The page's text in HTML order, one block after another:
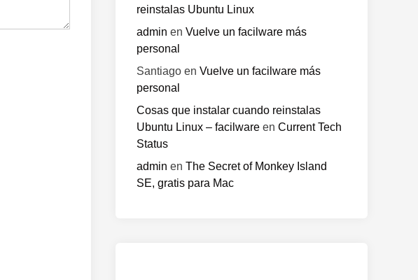
reinstalas Ubuntu Linux
admin en Vuelve un facilware más
personal
Santiago en Vuelve un facilware más
personal
Cosas que instalar cuando reinstalas
Ubuntu Linux – facilware en Current Tech
Status
admin en The Secret of Monkey Island
SE, gratis para Mac